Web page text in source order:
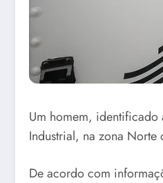
Um homem,
Industrial, na zona Norte
De acordo com